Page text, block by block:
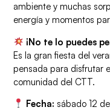
ambiente y muchas
energía y momentos
¡No te lo puedes
Es la gran fiesta del
pensada para disfrutar
comunidad del CTT.
Fecha: sábado 12